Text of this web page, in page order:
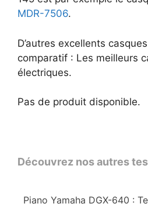
MDR-7506.
D’autres excellents
comparatif : Les meilleurs
électriques.
Pas de produit disponible.
Découvrez nos autres
Piano Yamaha DGX-640 :